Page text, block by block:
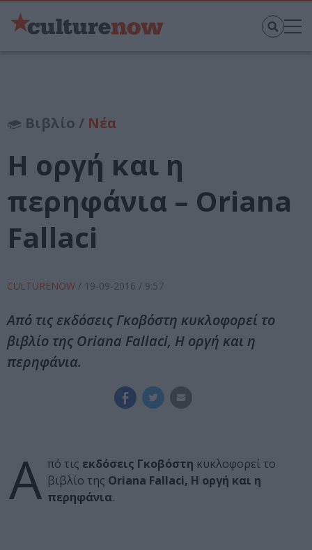
Βιβλίο / Νέα
Η οργή και η
περηφάνια – Oriana
Fallaci
CULTURENOW / 19-09-2016 / 9:57
Από τις εκδόσεις Γκοβόστη κυκλοφορεί το
βιβλίο της Oriana Fallaci, Η οργή και η
περηφάνια.
Α πό τις εκδόσεις Γκοβόστη κυκλοφορεί το
βιβλίο της Oriana Fallaci, Η οργή και η
περηφάνια.